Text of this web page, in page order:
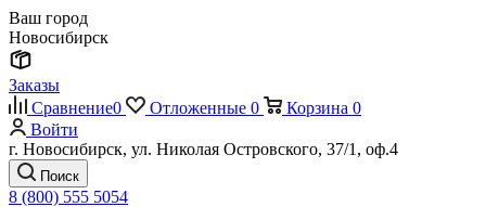
Ваш город
Новосибирск
Заказы
Сравнение0 Отложенные 0 Корзина 0
Войти
г. Новосибирск, ул. Николая Островского, 37/1, оф.4
Поиск
8 (800) 555 5054